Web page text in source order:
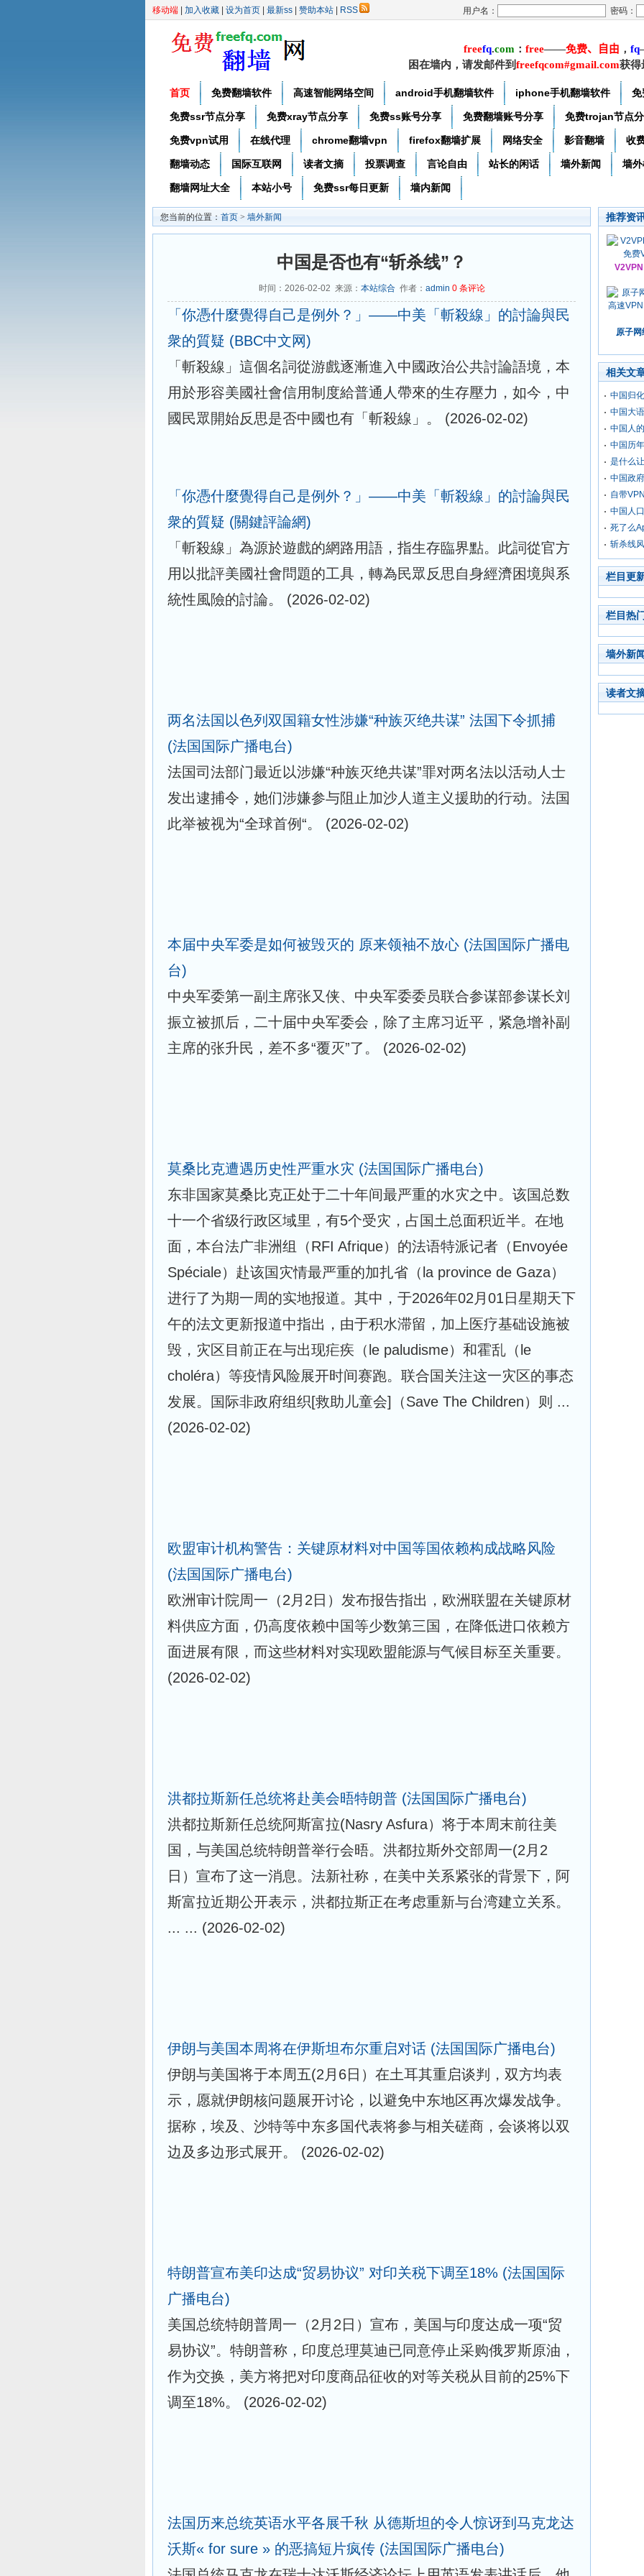
移动端 加入收藏 设为首页 最新ss 赞助本站 RSS 用户名： 密码：
freefq.com ： free——免费、自由 ， fq
困在墙内，请发邮件到freefqcom#gmail.com获得
首页 免费翻墙软件 高速智能网络空间 android手机翻墙软件 iphone手机翻墙软件 免
免费ssr节点分享 免费xray节点分享 免费ss账号分享 免费翻墙账号分享 免费trojan节点
免费vpn试用 在线代理 chrome翻墙vpn firefox翻墙扩展 网络安全 影音翻墙 收
翻墙动态 国际互联网 读者文摘 投票调查 言论自由 站长的闲话 墙外新闻 墙
翻墙网址大全 本站小号 免费ssr每日更新 墙内新闻
您当前的位置： 首页 > 墙外新闻
中国是否也有“斩杀线”？
时间：2026-02-02 来源： 本站综合作者： admin 0 条评论
「你憑什麼覺得自己是例外？」——中美「斬殺線」的討論與民
衆的質疑 (BBC中文网)
「斬殺線」這個名詞從游戲逐漸進入中國政治公共討論語境，本
用於形容美國社會信用制度給普通人帶來的生存壓力，如今，中
國民眾開始反思是否中國也有「斬殺線」。
(2026-02-02)
「你憑什麼覺得自己是例外？」——中美「斬殺線」的討論與民
衆的質疑 (關鍵評論網)
「斬殺線」為源於遊戲的網路用語，指生存臨界點。此詞從官方
用以批評美國社會問題的工具，轉為民眾反思自身經濟困境與系
統性風險的討論。
(2026-02-02)
两名法国以色列双国籍女性涉嫌“种族灭绝共谋” 法国下令抓捕
(法国国际广播电台)
法国司法部门最近以涉嫌“种族灭绝共谋”罪对两名法以活动人士
发出逮捕令，她们涉嫌参与阻止加沙人道主义援助的行动。法国
此举被视为“全球首例“。 (2026-02-02)
本届中央军委是如何被毁灭的 原来领袖不放心 (法国国际广播电
台)
中央军委第一副主席张又侠、中央军委委员联合参谋部参谋长刘
振立被抓后，二十届中央军委会，除了主席习近平，紧急增补副
主席的张升民，差不多“覆灭”了。 (2026-02-02)
莫桑比克遭遇历史性严重水灾 (法国国际广播电台)
东非国家莫桑比克正处于二十年间最严重的水灾之中。该国总数
十一个省级行政区域里，有5个受灾，占国土总面积近半。在地
面，本台法广非洲组（RFI Afrique）的法语特派记者（Envoyée
Spéciale）赴该国灾情最严重的加扎省（la province de Gaza）
进行了为期一周的实地报道。其中，于2026年02月01日星期天下
午的法文更新报道中指出，由于积水滞留，加上医疗基础设施被
毁，灾区目前正在与出现疟疾（le paludisme）和霍乱（le
choléra）等疫情风险展开时间赛跑。联合国关注这一灾区的事态
发展。国际非政府组织[救助儿童会]（Save The Children）则 ...
(2026-02-02)
欧盟审计机构警告：关键原材料对中国等国依赖构成战略风险
(法国国际广播电台)
欧洲审计院周一（2月2日）发布报告指出，欧洲联盟在关键原材
料供应方面，仍高度依赖中国等少数第三国，在降低进口依赖方
面进展有限，而这些材料对实现欧盟能源与气候目标至关重要。
(2026-02-02)
洪都拉斯新任总统将赴美会晤特朗普 (法国国际广播电台)
洪都拉斯新任总统阿斯富拉(Nasry Asfura）将于本周末前往美
国，与美国总统特朗普举行会晤。洪都拉斯外交部周一(2月2
日）宣布了这一消息。法新社称，在美中关系紧张的背景下，阿
斯富拉近期公开表示，洪都拉斯正在考虑重新与台湾建立关系。
... ... (2026-02-02)
伊朗与美国本周将在伊斯坦布尔重启对话 (法国国际广播电台)
伊朗与美国将于本周五(2月6日）在土耳其重启谈判，双方均表
示，愿就伊朗核问题展开讨论，以避免中东地区再次爆发战争。
据称，埃及、沙特等中东多国代表将参与相关磋商，会谈将以双
边及多边形式展开。 (2026-02-02)
特朗普宣布美印达成“贸易协议” 对印关税下调至18% (法国国际
广播电台)
美国总统特朗普周一（2月2日）宣布，美国与印度达成一项“贸
易协议”。特朗普称，印度总理莫迪已同意停止采购俄罗斯原油，
作为交换，美方将把对印度商品征收的对等关税从目前的25%下
调至18%。 (2026-02-02)
法国历来总统英语水平各展千秋 从德斯坦的令人惊讶到马克龙达
沃斯« for sure » 的恶搞短片疯传 (法国国际广播电台)
推荐资
原子
相关文
中国归
中国大
中国人
中国历
是什么
中国政
自带
中国人
死了么
斩杀线
栏目更
栏目热
墙外新
读者文